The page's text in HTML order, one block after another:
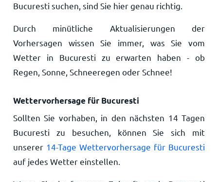
Bucuresti suchen, sind Sie hier genau richtig.
Durch minütliche Aktualisierungen der
Vorhersagen wissen Sie immer, was Sie vom
Wetter in Bucuresti zu erwarten haben - ob
Regen, Sonne, Schneeregen oder Schnee!
Wettervorhersage für Bucuresti
Sollten Sie vorhaben, in den nächsten 14 Tagen
Bucuresti zu besuchen, können Sie sich mit
unserer 14-Tage Wettervorhersage für Bucuresti
auf jedes Wetter einstellen.